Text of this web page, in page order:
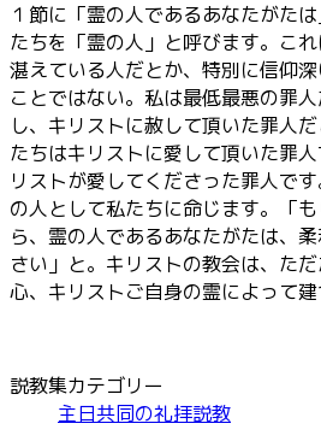
１節に「霊の人であるあなたがた
たちを「霊の人」と呼びます。こ
湛えている人だとか、特別に信仰
ことではない。私は最低最悪の罪
し、キリストに赦して頂いた罪人
たちはキリストに愛して頂いた罪
リストが愛してくださった罪人で
の人として私たちに命じます。「
ら、霊の人であるあなたがたは、
さい」と。キリストの教会は、た
心、キリストご自身の霊によって建
説教集カテゴリー
主日共同の礼拝説教